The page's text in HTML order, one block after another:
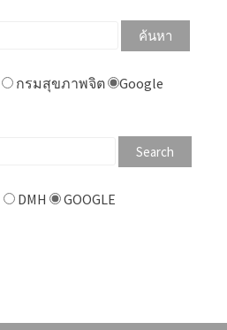
กรมสุขภาพจิต Google
DMH GOOGLE